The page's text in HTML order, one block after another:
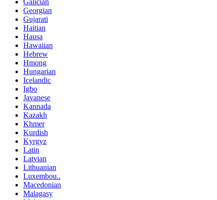
Galician
Georgian
Gujarati
Haitian
Hausa
Hawaiian
Hebrew
Hmong
Hungarian
Icelandic
Igbo
Javanese
Kannada
Kazakh
Khmer
Kurdish
Kyrgyz
Latin
Latvian
Lithuanian
Luxembou..
Macedonian
Malagasy